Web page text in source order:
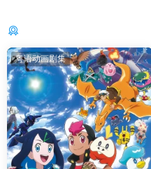
粤语动画剧集